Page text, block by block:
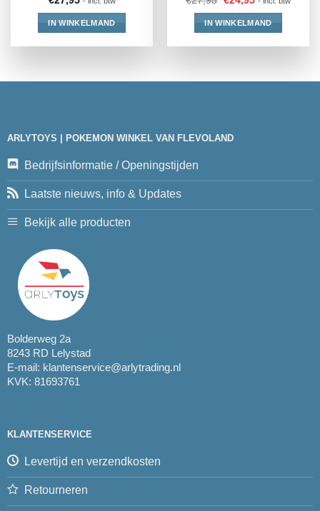
IN WINKELMAND IN WINKELMAND
ARLYTOYS | POKEMON WINKEL VAN FLEVOLAND
Bedrijfsinformatie / Openingstijden
Laatste nieuws, info & Updates
Bekijk alle producten
Bolderweg 2a
8243 RD Lelystad
E-mail: klantenservice@arlytrading.nl
KVK: 81693761
KLANTENSERVICE
Levertijd en verzendkosten
Retourneren